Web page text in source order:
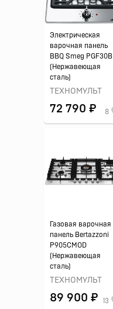
Электрическая
варочная панель
BBQ Smeg PGF30B
(Нержавеющая
сталь)
ТЕХНОМУЛЬТ
72 790 ₽ 8
Газовая варочная
панель Bertazzoni
P905CMOD
(Нержавеющая
сталь)
ТЕХНОМУЛЬТ
89 900 ₽ 13